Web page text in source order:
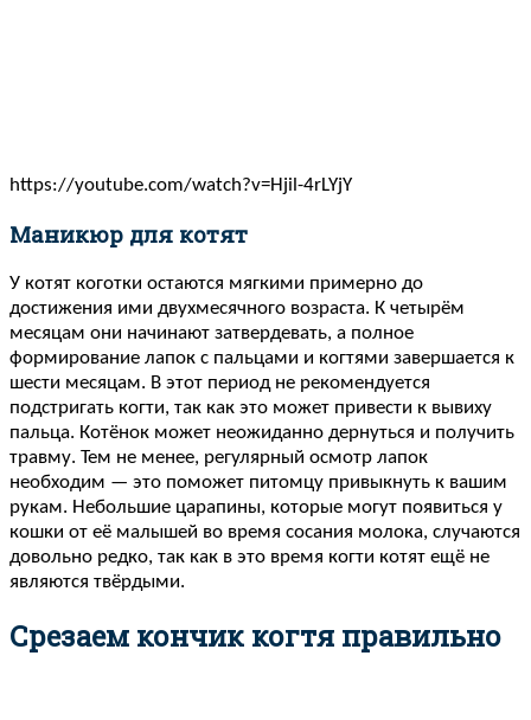
https://youtube.com/watch?v=Hjil-4rLYjY
Маникюр для котят
У котят коготки остаются мягкими примерно до
достижения ими двухмесячного возраста. К четырём
месяцам они начинают затвердевать, а полное
формирование лапок с пальцами и когтями завершается к
шести месяцам. В этот период не рекомендуется
подстригать когти, так как это может привести к вывиху
пальца. Котёнок может неожиданно дернуться и получить
травму. Тем не менее, регулярный осмотр лапок
необходим — это поможет питомцу привыкнуть к вашим
рукам. Небольшие царапины, которые могут появиться у
кошки от её малышей во время сосания молока, случаются
довольно редко, так как в это время когти котят ещё не
являются твёрдыми.
Срезаем кончик когтя правильно